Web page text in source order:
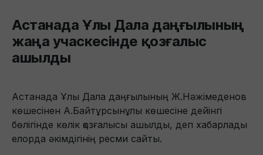
Астанада Ұлы Дала даңғылының
жаңа учаскесінде қозғалыс
ашылды
Астанада Ұлы Дала даңғылының Ж.Нәжімеденов
көшесінен А.Байтұрсынұлы көшесіне дейінгі
бөлігінде көлік қозғалысы ашылды, деп хабарлады
елорда әкімдігінің ресми сайты.